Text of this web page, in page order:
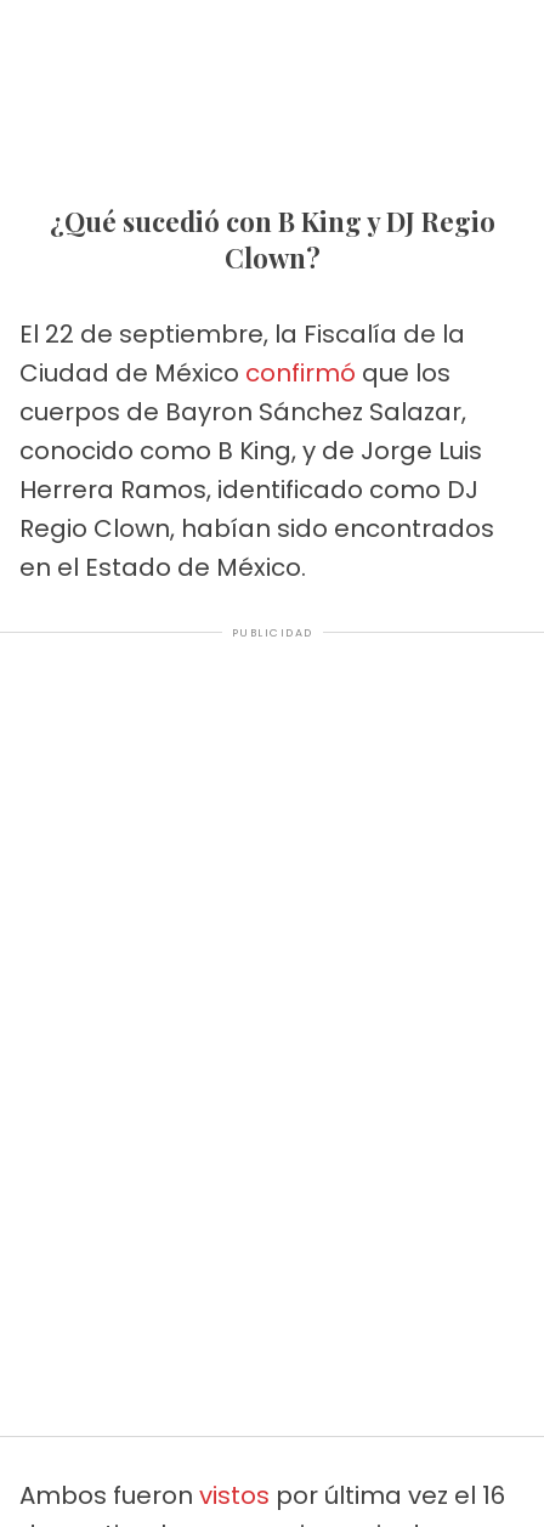
¿Qué sucedió con B King y DJ Regio
Clown?
El 22 de septiembre, la Fiscalía de la
Ciudad de México confirmó que los
cuerpos de Bayron Sánchez Salazar,
conocido como B King, y de Jorge Luis
Herrera Ramos, identificado como DJ
Regio Clown, habían sido encontrados
en el Estado de México.
PUBLICIDAD
Ambos fueron vistos por última vez el 16